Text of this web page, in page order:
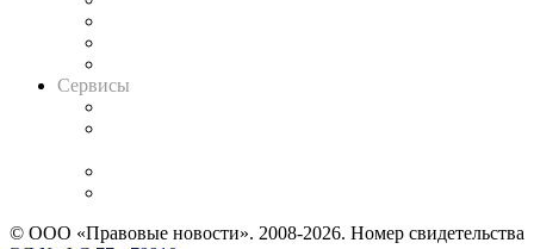
Сервисы
© ООО «Правовые новости». 2008-2026. Номер свидетельства